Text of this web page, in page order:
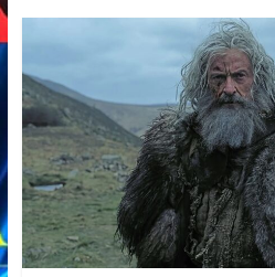
b
o
k
d
n
ar
tir